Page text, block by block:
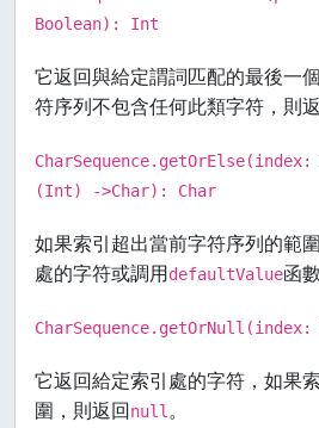
Boolean): Int
它返回與給定謂詞匹配的最後一
符序列不包含任何此類字符，則
(Int) ->Char): Char
如果索引超出當前字符序列的範
處的字符或調用defaultValue函
它返回給定索引處的字符，如果
圍，則返回null 。